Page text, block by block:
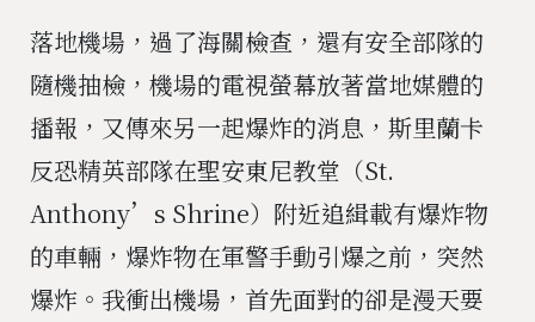
落地機場，過了海關檢查，還有安全部隊的
隨機抽檢，機場的電視螢幕放著當地媒體的
播報，又傳來另一起爆炸的消息，斯里蘭卡
反恐精英部隊在聖安東尼教堂（St.
Anthony’s Shrine）附近追緝載有爆炸物
的車輛，爆炸物在軍警手動引爆之前，突然
爆炸。我衝出機場，首先面對的卻是漫天要